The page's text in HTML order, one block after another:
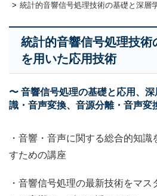
統計的音響信号処理技術の基礎と深層
統計的音響信号処理技術
を用いた応用技術
〜 音響信号処理の基礎と応用、
識・音声変換、音源分離・音声変
・音響・音声に関する総合的知
すための講座
・音響信号処理の最新技術をマ